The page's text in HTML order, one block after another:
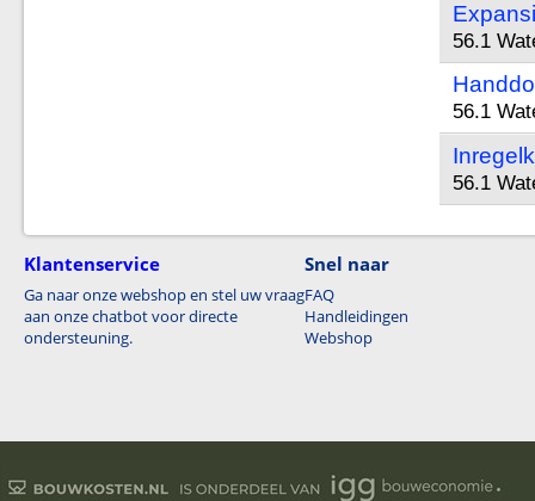
56.1
56.1
56.1
Klantenservice
Ga naar onze webshop en stel uw vraag
aan onze chatbot voor directe
ondersteuning.
Snel naar
FAQ
Handleidingen
Webshop